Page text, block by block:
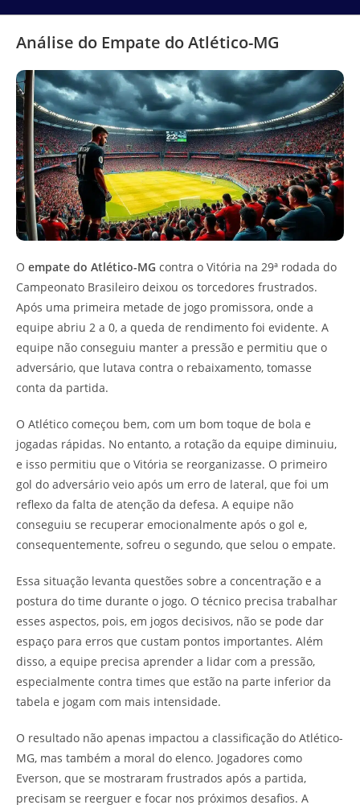
Análise do Empate do Atlético-MG
O empate do Atlético-MG contra o Vitória na 29ª rodada do
Campeonato Brasileiro deixou os torcedores frustrados.
Após uma primeira metade de jogo promissora, onde a
equipe abriu 2 a 0, a queda de rendimento foi evidente. A
equipe não conseguiu manter a pressão e permitiu que o
adversário, que lutava contra o rebaixamento, tomasse
conta da partida.
O Atlético começou bem, com um bom toque de bola e
jogadas rápidas. No entanto, a rotação da equipe diminuiu,
e isso permitiu que o Vitória se reorganizasse. O primeiro
gol do adversário veio após um erro de lateral, que foi um
reflexo da falta de atenção da defesa. A equipe não
conseguiu se recuperar emocionalmente após o gol e,
consequentemente, sofreu o segundo, que selou o empate.
Essa situação levanta questões sobre a concentração e a
postura do time durante o jogo. O técnico precisa trabalhar
esses aspectos, pois, em jogos decisivos, não se pode dar
espaço para erros que custam pontos importantes. Além
disso, a equipe precisa aprender a lidar com a pressão,
especialmente contra times que estão na parte inferior da
tabela e jogam com mais intensidade.
O resultado não apenas impactou a classificação do Atlético-
MG, mas também a moral do elenco. Jogadores como
Everson, que se mostraram frustrados após a partida,
precisam se reerguer e focar nos próximos desafios. A